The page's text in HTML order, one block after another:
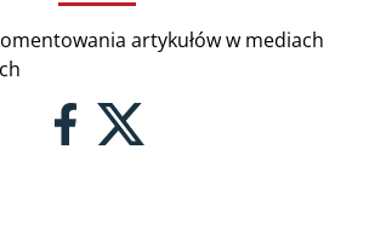
artykułów w mediach